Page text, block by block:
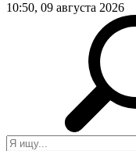
10:50, 09 августа 2026